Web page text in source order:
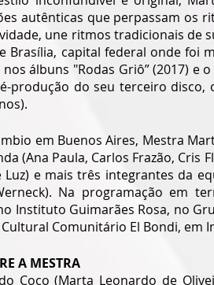
autênticas que perpassam os
une ritmos tradicionais de
Brasília, capital federal onde foi
álbuns "Rodas Griô” (2017) e
produção do seu terceiro disco,
em Buenos Aires, Mestra
(Ana Paula, Carlos Frazão,
Luz) e mais três integrantes da
Na programação em
Instituto Guimarães Rosa, no
Comunitário El Bondi, em
A MESTRA
Coco (Marta Leonardo de